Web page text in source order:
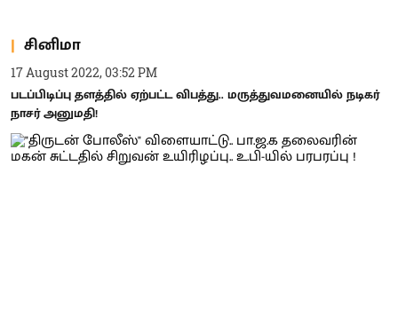
சினிமா
17 August 2022, 03:52 PM
படப்பிடிப்பு தளத்தில் ஏற்பட்ட விபத்து.. மருத்துவமனையில் நடிகர்
நாசர் அனுமதி!